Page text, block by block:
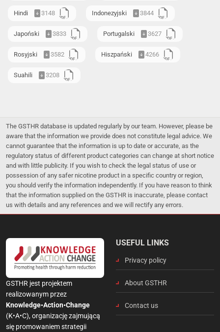
Hindi 3148 Indonezyjski 3844
Japoński 3833 Portugalski 3627
Rosyjski 3582 Hiszpański 4266
Suahili 3208
The GSTHR database is updated regularly by our team. However, please be
aware that the information we provide does not constitute legal advice. We
cannot guarantee that the information is up to date or accurate, as the
regulatory status of different product categories can change at short notice
and with little publicity. If you wish to check the legal status of use or
possession of any safer nicotine product in a specific country or region,
you should verify the information independently. If you have reason to think
that the information supplied on the GSTHR is inaccurate, please contact
us with details and any references and we will rectify any errors.
GSTHR jest projektem
realizowanym przez
Knowledge•Action•Change
(K•A•C), organizację zajmującą
się promowaniem strategii
USEFUL LINKS
Privacy policy
About GSTHR
Contact us